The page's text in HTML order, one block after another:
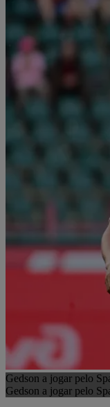
Gedson a jogar pelo
Gedson a jogar pelo